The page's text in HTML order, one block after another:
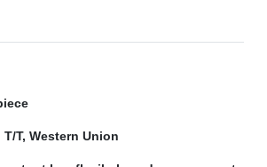
T/T, Western Union